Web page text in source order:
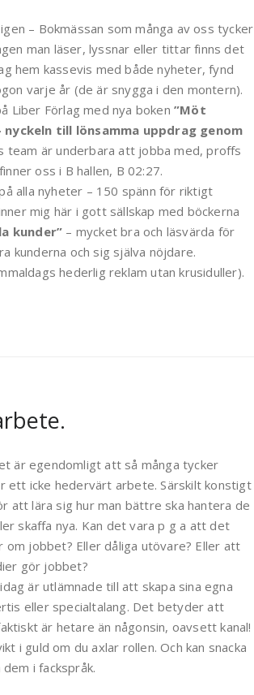
– Bokmässan som många av oss tycker
man läser, lyssnar eller tittar finns det
hem kassevis med både nyheter, fynd
varje år (de är snygga i den montern).
Liber Förlag med nya boken ”Möt
nyckeln till lönsamma uppdrag genom
team är underbara att jobba med, proffs
oss i B hallen, B 02:27.
alla nyheter – 150 spänn för riktigt
mig här i gott sällskap med böckerna
kunder” – mycket bra och läsvärda för
kunderna och sig själva nöjdare.
hederlig reklam utan krusiduller).
är egendomligt att så många tycker
ett icke hedervärt arbete. Särskilt konstigt
att lära sig hur man bättre ska hantera de
skaffa nya. Kan det vara p g a att det
om jobbet? Eller dåliga utövare? Eller att
gör jobbet?
är utlämnade till att skapa sina egna
eller specialtalang. Det betyder att
är hetare än någonsin, oavsett kanal!
i guld om du axlar rollen. Och kan snacka
i fackspråk.